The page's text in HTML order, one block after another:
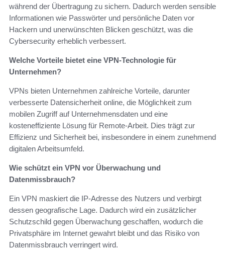
während der Übertragung zu sichern. Dadurch werden sensible
Informationen wie Passwörter und persönliche Daten vor
Hackern und unerwünschten Blicken geschützt, was die
Cybersecurity erheblich verbessert.
Welche Vorteile bietet eine VPN-Technologie für
Unternehmen?
VPNs bieten Unternehmen zahlreiche Vorteile, darunter
verbesserte Datensicherheit online, die Möglichkeit zum
mobilen Zugriff auf Unternehmensdaten und eine
kosteneffiziente Lösung für Remote-Arbeit. Dies trägt zur
Effizienz und Sicherheit bei, insbesondere in einem zunehmend
digitalen Arbeitsumfeld.
Wie schützt ein VPN vor Überwachung und
Datenmissbrauch?
Ein VPN maskiert die IP-Adresse des Nutzers und verbirgt
dessen geografische Lage. Dadurch wird ein zusätzlicher
Schutzschild gegen Überwachung geschaffen, wodurch die
Privatsphäre im Internet gewahrt bleibt und das Risiko von
Datenmissbrauch verringert wird.